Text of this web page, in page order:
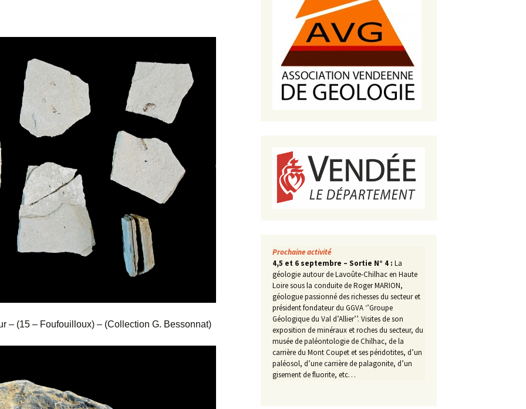
Galerie de photos
Lames minces de roches
Fossiles
Paysages, affleurements
Diaporamas
Galerie de vidéos
Cartes – schémas –
Echelles des temps
Carnets de voyages
Analyse de livres, revues,
– (15 – Foufouilloux) – (Collection G. Bessonnat)
Prochaine activité
4,5 et 6 septembre – Sortie N° 4 : La
géologie autour de Lavoûte-Chilhac en Haute
Loire sous la conduite de Roger MARION,
géologue passionné des richesses du secteur et
président fondateur du GGVA ‘’Groupe
Géologique du Val d’Allier’’. Visites de son
exposition de minéraux et roches du secteur, du
musée de paléontologie de Chilhac, de la
carrière du Mont Coupet et ses péridotites, d’un
paléosol, d’une carrière de palagonite, d’un
gisement de fluorite, etc…